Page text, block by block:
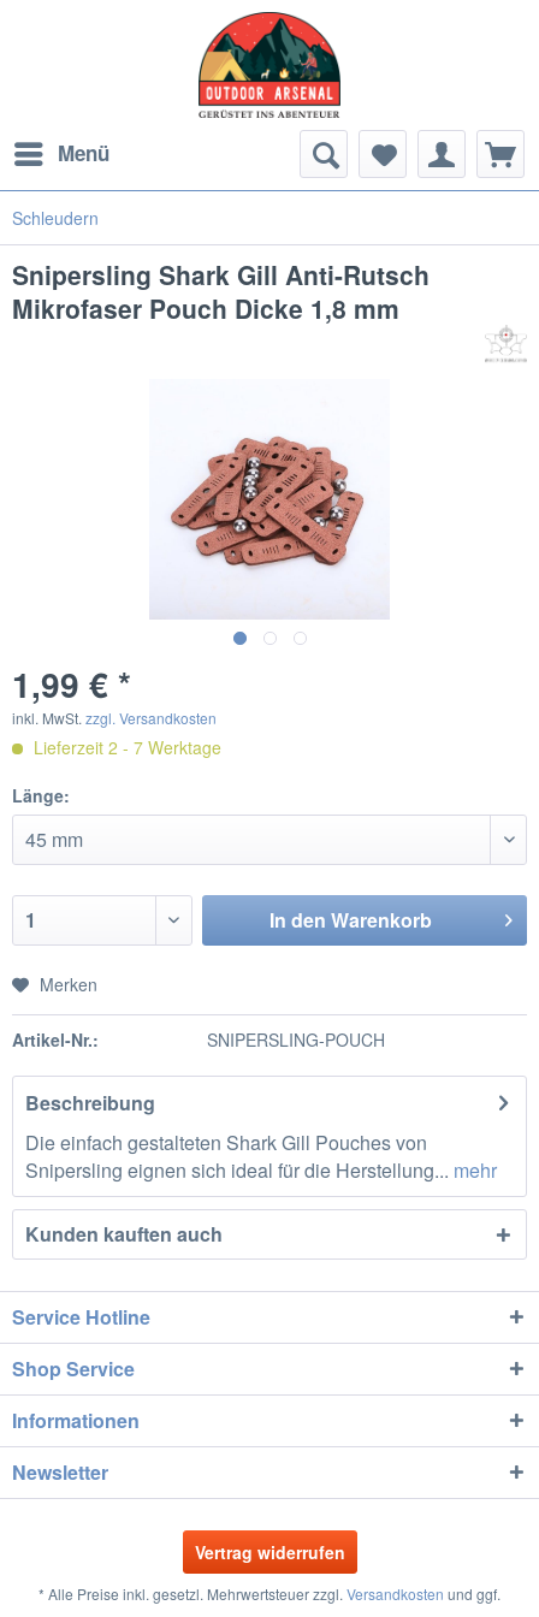
Menü
Schleudern
Snipersling Shark Gill Anti-Rutsch
Mikrofaser Pouch Dicke 1,8 mm
1,99 € *
inkl. MwSt. zzgl. Versandkosten
Lieferzeit 2 - 7 Werktage
Länge:
In den Warenkorb
Merken
Artikel-Nr.: SNIPERSLING-POUCH
Beschreibung
Die einfach gestalteten Shark Gill Pouches von
Snipersling eignen sich ideal für die Herstellung... mehr
Kunden kauften auch
Service Hotline
Shop Service
Informationen
Newsletter
Vertrag widerrufen
* Alle Preise inkl. gesetzl. Mehrwertsteuer zzgl. Versandkosten und ggf.